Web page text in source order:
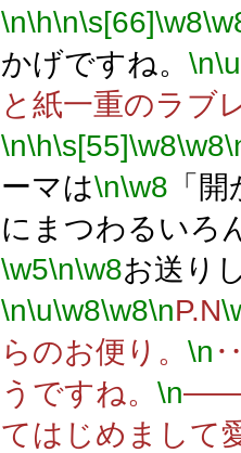
\n\h\n\s[66]\w8
かげですね。 \n\u
と紙一重のラブ
\n\h\s[55]\w8\w8
ーマは\n\w8 「
にまつわるいろ
\w5\n\w8お送り
\n\u\w8\w8\nP.N
らのお便り。 \n
うですね。 \n
てはじめまして